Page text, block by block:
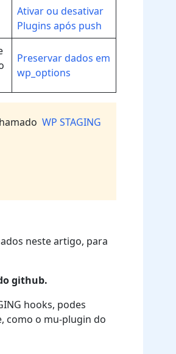
Ativar ou desativar
Plugins após push
Preservar dados em
wp_options
WP STAGING
neste artigo, para
github.
hooks, podes
como o mu-plugin do